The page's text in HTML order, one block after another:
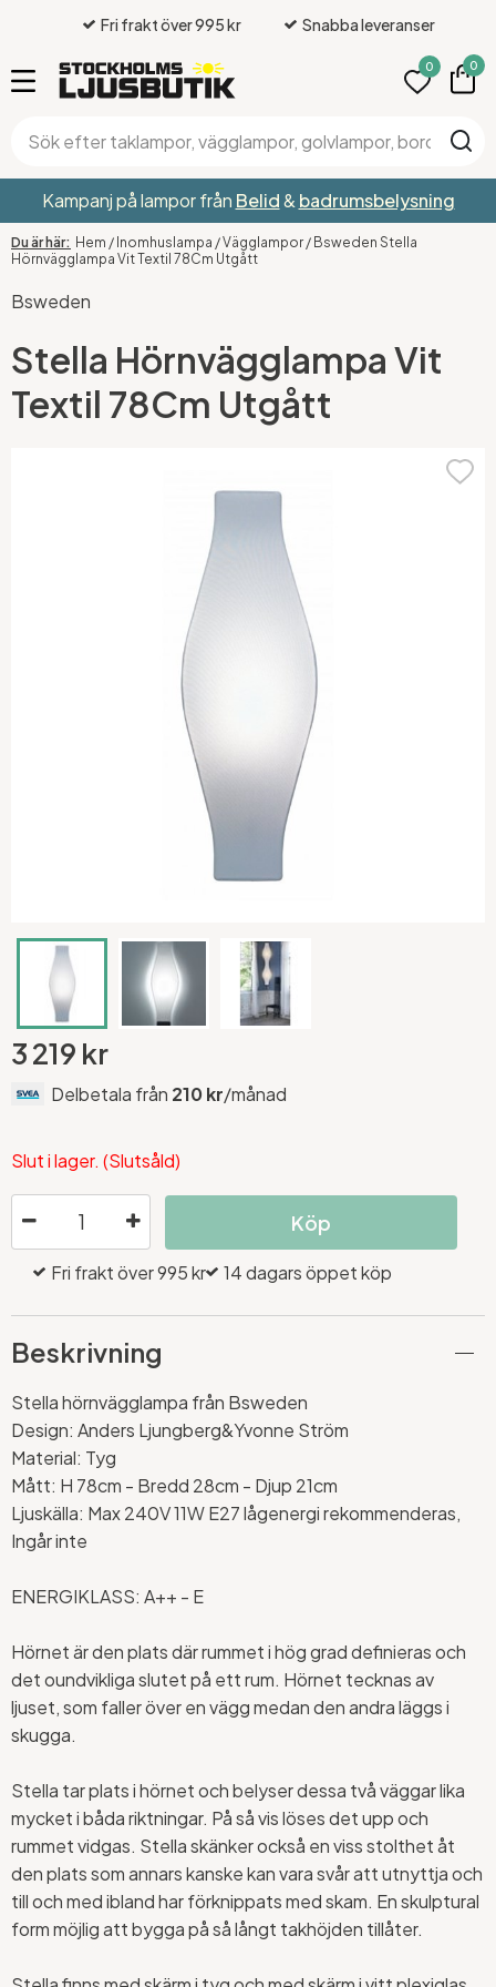
Fri frakt över 995 kr Snabba leveranser
0 0
Kampanj på lampor från Belid& badrumsbelysning
Hem / Inomhuslampa /Vägglampor / Bsweden Stella
Hörnvägglampa Vit Textil 78Cm Utgått
Bsweden
Stella Hörnvägglampa Vit
Textil 78Cm Utgått
3 219 kr
Delbetala från 210 kr/månad
Slut i lager. (Slutsåld)
Köp
Fri frakt över 995 kr 14 dagars öppet köp
Beskrivning
Stella hörnvägglampa från Bsweden
Design: Anders Ljungberg&Yvonne Ström
Material: Tyg
Mått: H 78cm - Bredd 28cm - Djup 21cm
Ljuskälla: Max 240V 11W E27 lågenergi rekommenderas,
Ingår inte
ENERGIKLASS: A++ - E
Hörnet är den plats där rummet i hög grad definieras och
det oundvikliga slutet på ett rum. Hörnet tecknas av
ljuset, som faller över en vägg medan den andra läggs i
skugga.
Stella tar plats i hörnet och belyser dessa två väggar lika
mycket i båda riktningar. På så vis löses det upp och
rummet vidgas. Stella skänker också en viss stolthet åt
den plats som annars kanske kan vara svår att utnyttja och
till och med ibland har förknippats med skam. En skulptural
form möjlig att bygga på så långt takhöjden tillåter.